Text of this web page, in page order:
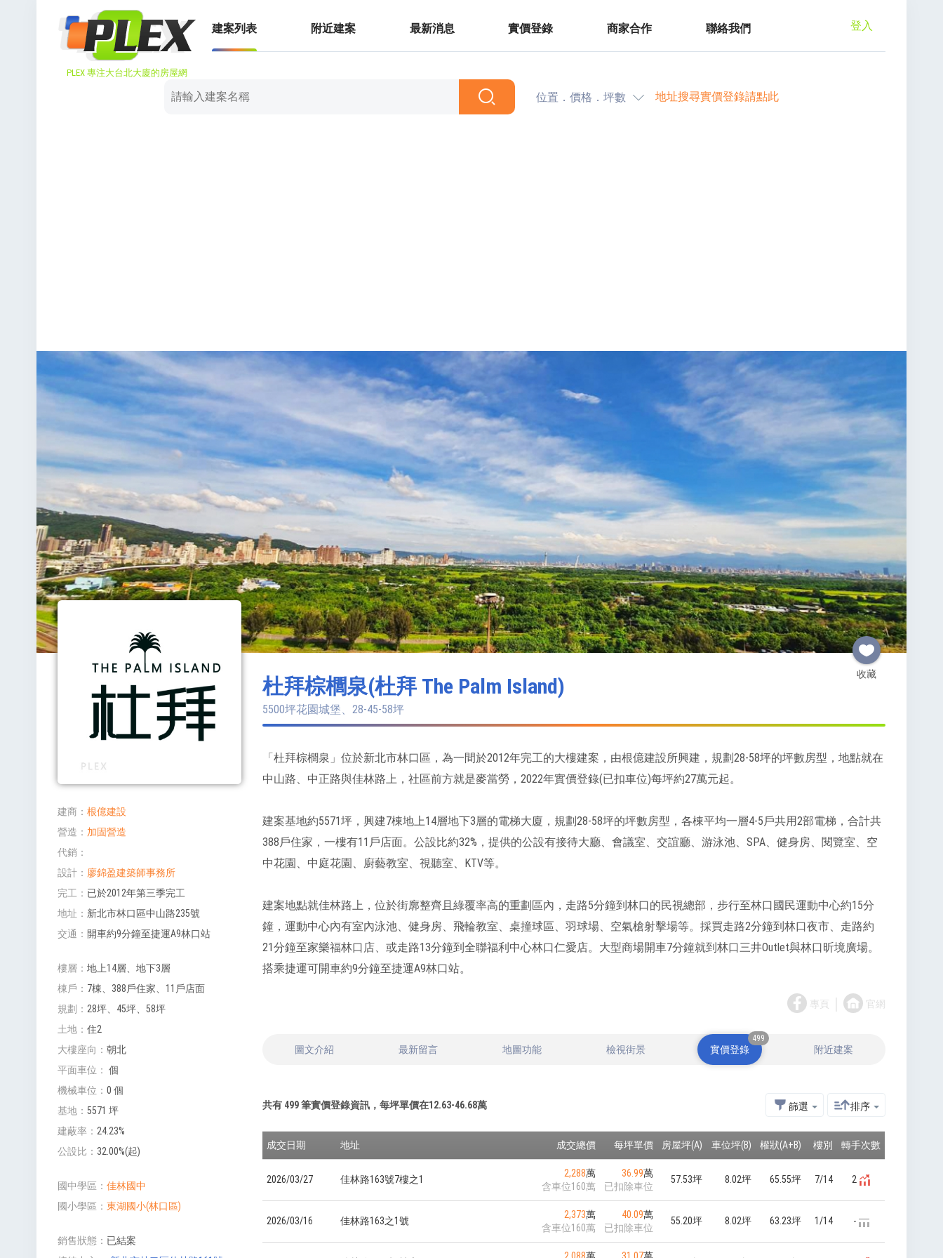
PLEX 專注大台北大廈的房屋網
建案列表 附近建案 最新消息 實價登錄 商家合作 聯絡我們 登入
位置．價格．坪數 地址搜尋實價登錄請點此
收藏
建商
根億建設
營造
加固營造
代銷
設計
廖錦盈建築師事務所
完工
已於2012年第三季完工
地址
新北市林口區中山路235號
交通
開車約9分鐘至捷運A9林口站
樓層
地上14層、地下3層
棟戶
7棟、388戶住家、11戶店面
規劃
28坪、45坪、58坪
土地
住2
大樓座向
朝北
平面車位
個
機械車位
0 個
基地
5571 坪
建蔽率
24.23%
公設比
32.00%(起)
國中學區
佳林國中
國小學區
東湖國小(林口區)
銷售狀態
已結案
杜拜棕櫚泉(杜拜 The Palm Island)
5500坪花園城堡、28-45-58坪
「杜拜棕櫚泉」位於新北市林口區，為一間於2012年完工的大樓建案，由根億建設所興建，規劃28-58坪的坪數房型，地點就在
中山路、中正路與佳林路上，社區前方就是麥當勞，2022年實價登錄(已扣車位)每坪約27萬元起。
建案基地約5571坪，興建7棟地上14層地下3層的電梯大廈，規劃28-58坪的坪數房型，各棟平均一層4-5戶共用2部電梯，合計共
388戶住家，一樓有11戶店面。公設比約32%，提供的公設有接待大廳、會議室、交誼廳、游泳池、SPA、健身房、閱覽室、空
中花園、中庭花園、廚藝教室、視聽室、KTV等。
建案地點就佳林路上，位於街廓整齊且綠覆率高的重劃區內，走路5分鐘到林口的民視總部，步行至林口國民運動中心約15分
鐘，運動中心內有室內泳池、健身房、飛輪教室、桌撞球區、羽球場、空氣槍射擊場等。採買走路2分鐘到林口夜市、走路約
21分鐘至家樂福林口店、或走路13分鐘到全聯福利中心林口仁愛店。大型商場開車7分鐘就到林口三井Outlet與林口昕境廣場。
搭乘捷運可開車約9分鐘至捷運A9林口站。
專頁 官網
圖文介紹 最新留言 地圖功能 檢視街景 實價登錄
499
附近建案
共有 499筆實價登錄資訊，每坪單價在12.63-46.68萬 篩選 排序
成交日期 地址 成交總價 每坪單價 房屋坪(A) 車位坪(B) 權狀(A+B) 樓別 轉手次數
2026/03/27 佳林路163號7樓之1
2,288萬
含車位160萬
36.99萬
已扣除車位
57.53坪 8.02坪 65.55坪 7/14 2
2026/03/16 佳林路163之1號
2,373萬
含車位160萬
40.09萬
已扣除車位
55.20坪 8.02坪 63.23坪 1/14 -